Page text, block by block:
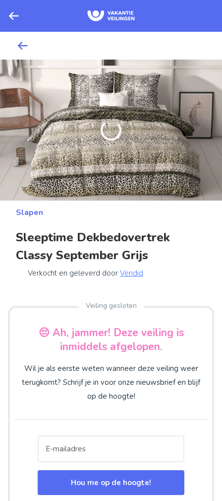
Slapen
Sleeptime Dekbedovertrek
Classy September Grijs
Verkocht en geleverd door Vendid
Veiling gesloten
😔 Ah, jammer! Deze veiling is
inmiddels afgelopen.
Wil je als eerste weten wanneer deze veiling weer
terugkomt? Schrijf je in voor onze nieuwsbrief en blijf
op de hoogte!
Hou me op de hoogte!